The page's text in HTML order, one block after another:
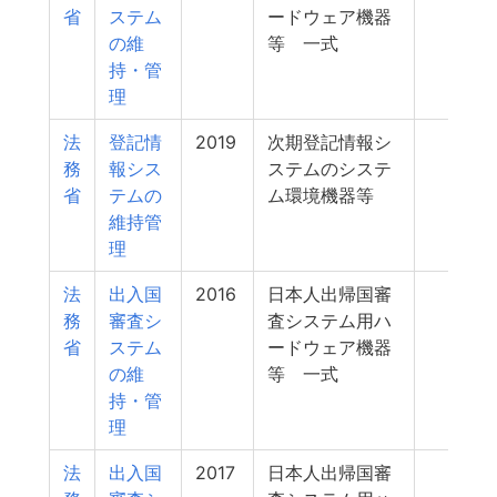
省
ステム
の維
持・管
理
ードウェア機器
等 一式
法
務
省
登記情
報シス
テムの
維持管
理
2019
次期登記情報シ
ステムのシステ
ム環境機器等
法
務
省
出入国
審査シ
ステム
の維
持・管
理
2016
日本人出帰国審
査システム用ハ
ードウェア機器
等 一式
法
出入国
2017
日本人出帰国審